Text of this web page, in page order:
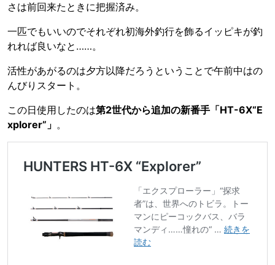
さは前回来たときに把握済み。
一匹でもいいのでそれぞれ初海外釣行を飾るイッピキが釣
れれば良いなと……。
活性があがるのは夕方以降だろうということで午前中はの
んびりスタート。
この日使用したのは第2世代から追加の新番手「HT-6X“E
xplorer”」 。